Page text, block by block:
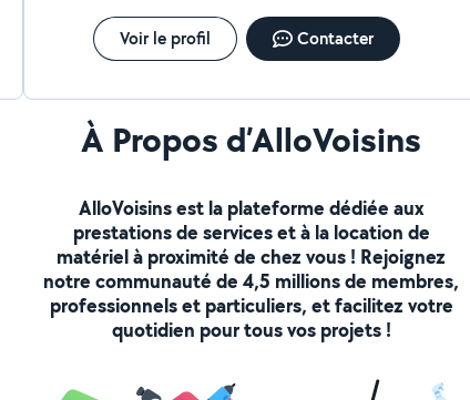
Voir le profil Contacter
À Propos d’AlloVoisins
AlloVoisins est la plateforme dédiée aux
prestations de services et à la location de
matériel à proximité de chez vous ! Rejoignez
notre communauté de 4,5 millions de membres,
professionnels et particuliers, et facilitez votre
quotidien pour tous vos projets !